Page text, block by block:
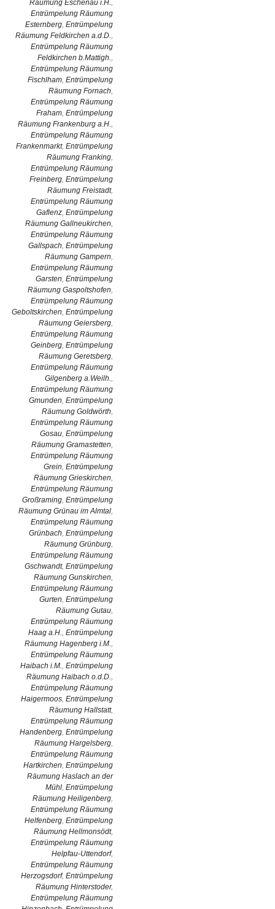
Räumung Eschenau i.H.,
Entrümpelung Räumung
Esternberg, Entrümpelung
Räumung Feldkirchen a.d.D.,
Entrümpelung Räumung
Feldkirchen b.Mattigh.,
Entrümpelung Räumung
Fischlham, Entrümpelung
Räumung Fornach,
Entrümpelung Räumung
Fraham, Entrümpelung
Räumung Frankenburg a.H.,
Entrümpelung Räumung
Frankenmarkt, Entrümpelung
Räumung Franking,
Entrümpelung Räumung
Freinberg, Entrümpelung
Räumung Freistadt,
Entrümpelung Räumung
Gaflenz, Entrümpelung
Räumung Gallneukirchen,
Entrümpelung Räumung
Gallspach, Entrümpelung
Räumung Gampern,
Entrümpelung Räumung
Garsten, Entrümpelung
Räumung Gaspoltshofen,
Entrümpelung Räumung
Geboltskirchen, Entrümpelung
Räumung Geiersberg,
Entrümpelung Räumung
Geinberg, Entrümpelung
Räumung Geretsberg,
Entrümpelung Räumung
Gilgenberg a.Weilh.,
Entrümpelung Räumung
Gmunden, Entrümpelung
Räumung Goldwörth,
Entrümpelung Räumung
Gosau, Entrümpelung
Räumung Gramastetten,
Entrümpelung Räumung
Grein, Entrümpelung
Räumung Grieskirchen,
Entrümpelung Räumung
Großraming, Entrümpelung
Räumung Grünau im Almtal,
Entrümpelung Räumung
Grünbach, Entrümpelung
Räumung Grünburg,
Entrümpelung Räumung
Gschwandt, Entrümpelung
Räumung Gunskirchen,
Entrümpelung Räumung
Gurten, Entrümpelung
Räumung Gutau,
Entrümpelung Räumung
Haag a.H., Entrümpelung
Räumung Hagenberg i.M.,
Entrümpelung Räumung
Haibach i.M., Entrümpelung
Räumung Haibach o.d.D.,
Entrümpelung Räumung
Haigermoos, Entrümpelung
Räumung Hallstatt,
Entrümpelung Räumung
Handenberg, Entrümpelung
Räumung Hargelsberg,
Entrümpelung Räumung
Hartkirchen, Entrümpelung
Räumung Haslach an der
Mühl, Entrümpelung
Räumung Heiligenberg,
Entrümpelung Räumung
Helfenberg, Entrümpelung
Räumung Hellmonsödt,
Entrümpelung Räumung
Helpfau-Uttendorf,
Entrümpelung Räumung
Herzogsdorf, Entrümpelung
Räumung Hinterstoder,
Entrümpelung Räumung